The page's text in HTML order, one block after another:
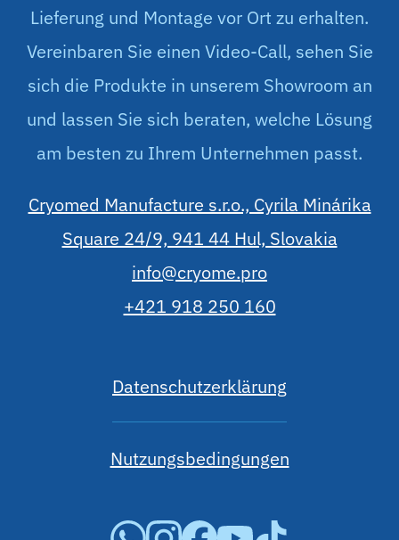
Behälterdurchmesser,
mm
305
Gesamthöhe, mm 530
Leergewicht, kg 5,4
Gewicht gefüllt, kg 13,4
Täglicher Verlust in %,
Rufen Sie unser Vertriebsteam an oder
schreiben Sie uns, um ein Angebot inklusive
Vereinbaren Sie einen Video-Call, sehen Sie